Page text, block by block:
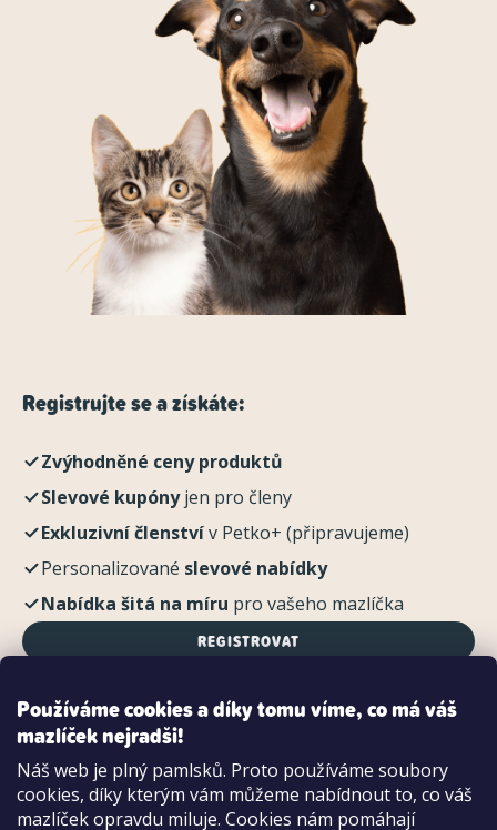
Používáme cookies a díky tomu víme, co má váš
mazlíček nejradši!
Náš web je plný pamlsků. Proto používáme soubory
cookies, díky kterým vám můžeme nabídnout to, co váš
mazlíček opravdu miluje. Cookies nám pomáhají
Registrujte se a získáte:
Zvýhodněné ceny produktů
Slevové kupónyjen pro členy
Exkluzivní členstvív Petko+ (připravujeme)
Personalizované slevové nabídky
Nabídka šitá na míru pro vašeho mazlíčka
REGISTROVAT
Možnosti platby:
Dobírkou
Hotově i kartou na pobočce